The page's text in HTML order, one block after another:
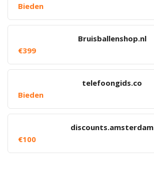
Bieden
Bruisballenshop.nl
€399
telefoongids.co
Bieden
discounts.amsterdam
€100